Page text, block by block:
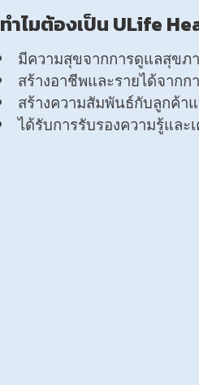
ทำไมต้องเป็น ULife
มีความสุขจากการดูแลสุขภ
สร้างอาชีพและรายได้จาก
สร้างความสัมพันธ์กับลูกค้า
ได้รับการรับรองความรู้และ